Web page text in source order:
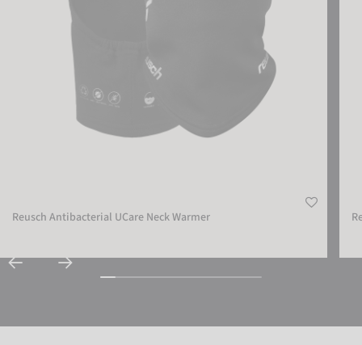
Reusch Antibacterial UCare Neck Warmer